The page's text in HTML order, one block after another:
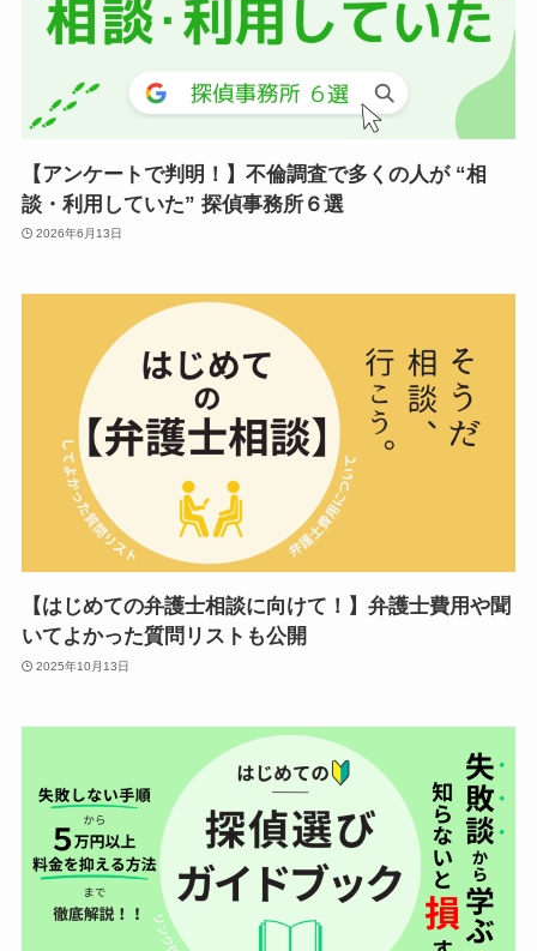
【アンケートで判明！】不倫調査で多くの人が “相
談・利用していた” 探偵事務所６選
2026年6月13日
【はじめての弁護士相談に向けて！】弁護士費用や聞
いてよかった質問リストも公開
2025年10月13日